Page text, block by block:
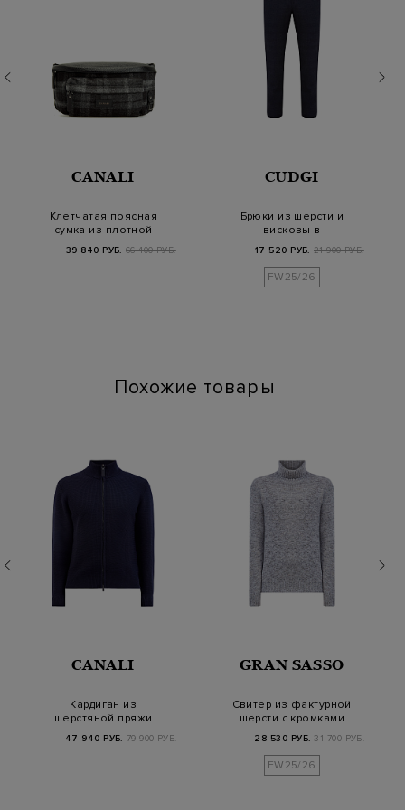
CANALI
Клетчатая поясная
сумка из плотной
шерсти и зернистой…
39 840 РУБ. 66 400 РУБ.
CUDGI
Брюки из шерсти и
вискозы в
мелованную клетку с
кулиск…
17 520 РУБ. 21 900 РУБ.
FW25/26
Похожие товары
CANALI
Кардиган из
шерстяной пряжи
молнии
47 940 РУБ. 79 900 РУБ.
GRAN SASSO
Свитер из фактурной
шерсти с кромками
28 530 РУБ. 31 700 РУБ.
FW25/26